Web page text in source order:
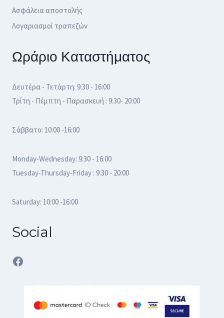
Ασφάλεια αποστολής
Λογαριασμοί τραπεζών
Ωράριο Καταστήματος
Δευτέρα - Τετάρτη: 9:30 - 16:00
Τρίτη - Πέμπτη - Παρασκευή : 9:30- 20:00
Σάββατο: 10:00 -16:00
Monday-Wednesday: 9:30 - 16:00
Tuesday-Thursday-Friday : 9:30 - 20:00
Saturday: 10:00 -16:00
Social
Facebook